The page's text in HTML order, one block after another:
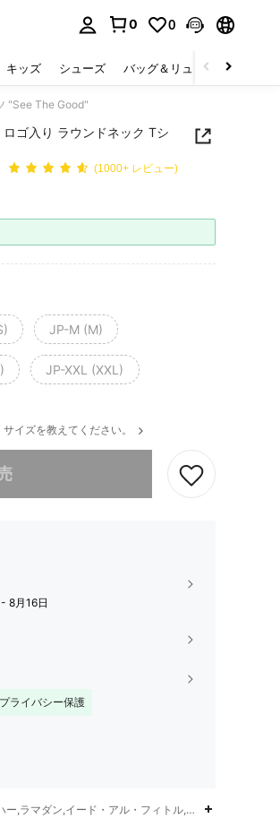
0 0
キッズ シューズ バッグ＆リュック
"See The Good"
ゴ入り ラウンドネック Tシ
(1000+ レビュー)
JP-M (M)
JP-XXL (XXL)
イズを教えてください。
8月16日
プライバシー保護
ー,ラマダン,イード・アル・フィトル,ドロップショルダ